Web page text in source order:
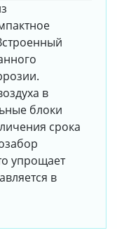
в
блоки
срока
упрощает
в